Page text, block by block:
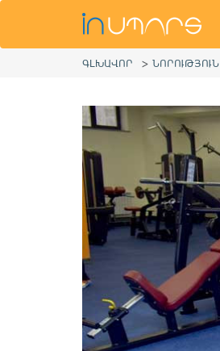
ԳԼԽԱՎՈՐ > ՆՈՐՈՒԹՅՈՒՆ